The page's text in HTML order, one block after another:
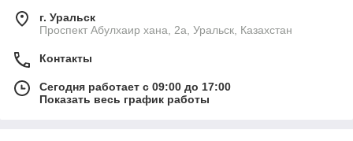
г. Уральск
Проспект Абулхаир хана, 2а, Уральск, Казахстан
Контакты
Сегодня работает с 09:00 до 17:00
Показать весь график работы